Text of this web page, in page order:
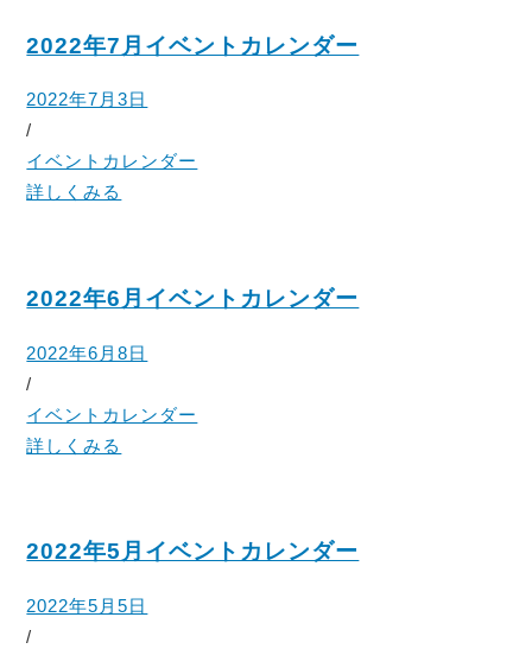
2022年7月イベントカレンダー
2022年7月3日
/
イベントカレンダー
詳しくみる
2022年6月イベントカレンダー
2022年6月8日
/
イベントカレンダー
詳しくみる
2022年5月イベントカレンダー
2022年5月5日
/